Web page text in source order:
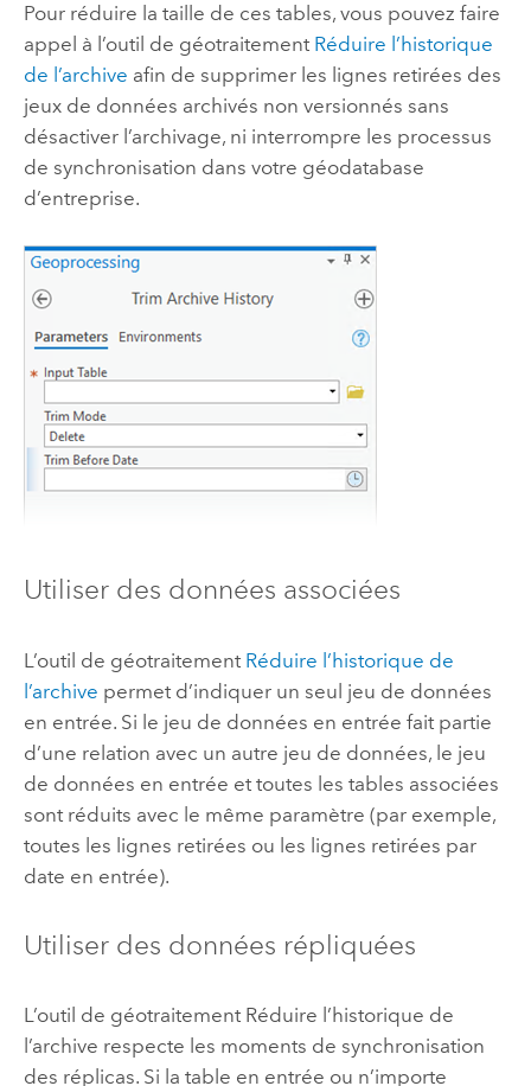
Pour réduire la taille de ces tables, vous pouvez faire
appel à l’outil de géotraitement Réduire l’historique
de l’archive afin de supprimer les lignes retirées des
jeux de données archivés non versionnés sans
désactiver l’archivage, ni interrompre les processus
de synchronisation dans votre géodatabase
d’entreprise.
Utiliser des données associées
L’outil de géotraitement Réduire l’historique de
l’archive permet d’indiquer un seul jeu de données
en entrée. Si le jeu de données en entrée fait partie
d’une relation avec un autre jeu de données, le jeu
de données en entrée et toutes les tables associées
sont réduits avec le même paramètre (par exemple,
toutes les lignes retirées ou les lignes retirées par
date en entrée).
Utiliser des données répliquées
L’outil de géotraitement Réduire l’historique de
l’archive respecte les moments de synchronisation
des réplicas. Si la table en entrée ou n’importe